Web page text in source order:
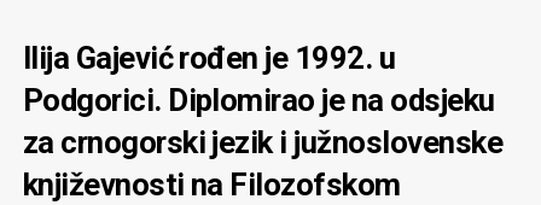
Ilija Gajević rođen je 1992. u
Podgorici. Diplomirao je na odsjeku
za crnogorski jezik i južnoslovenske
književnosti na Filozofskom